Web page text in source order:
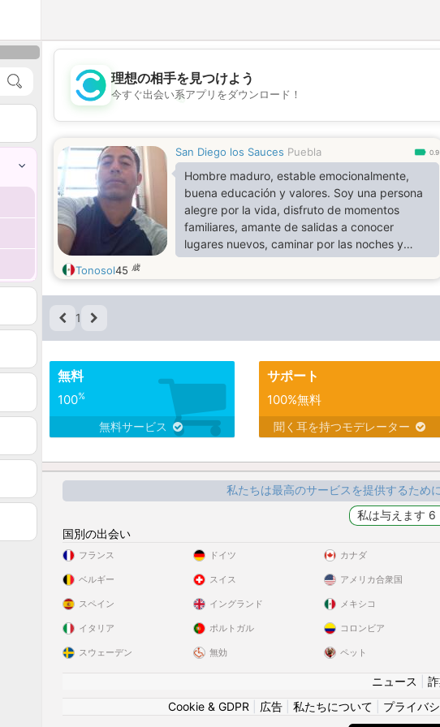
💖
理想の相手を見つけよう
今すぐ出会い系アプリをダウンロード！
San Diego los Sauces Puebla 0.9
Hombre maduro, estable emocionalmente,
buena educación y valores. Soy una persona
alegre por la vida, disfruto de momentos
familiares, amante de salidas a conocer
lugares nuevos, caminar por las noches y
beber ya sea un café o una copa de vino,
apasionado por la lectura y la superación
personal, trato de mantener mi salud en
Tonosol45 歳
1
無料
100%
無料サービス
サポート
100%無料
聞く耳を持つモデレーター
私たちは最高のサービスを提供するため
国別の出会い
フランス
ベルギー
スペイン
イタリア
スウェーデン
ドイツ
スイス
イングランド
ポルトガル
無効
カナダ
アメリカ合衆国
メキシコ
コロンビア
ペット
ニュース
Cookie & GDPR
広告| 私たちについて プライバ